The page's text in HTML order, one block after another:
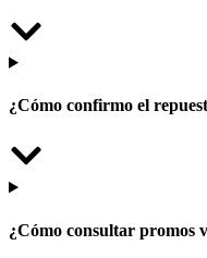
¿Cómo confirmo el
¿Cómo consultar promos